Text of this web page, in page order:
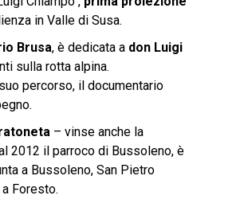
in Valle di Susa.
Brusa, è dedicata a don Luigi
sulla rotta alpina.
percorso, il documentario
– vinse anche la
2012 il parroco di Bussoleno, è
a Bussoleno, San Pietro
Foresto.